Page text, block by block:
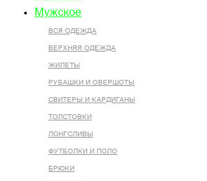
Мужское
ВСЯ ОДЕЖДА
ВЕРХНЯЯ ОДЕЖДА
ЖИЛЕТЫ
РУБАШКИ И ОВЕРШОТЫ
СВИТЕРЫ И КАРДИГАНЫ
ТОЛСТОВКИ
ЛОНГСЛИВЫ
ФУТБОЛКИ И ПОЛО
БРЮКИ